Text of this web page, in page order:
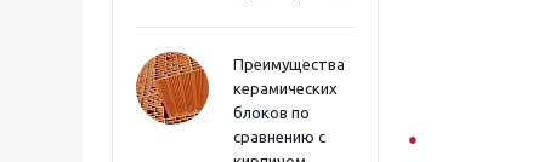
Преимущества
керамических
блоков по
сравнению с